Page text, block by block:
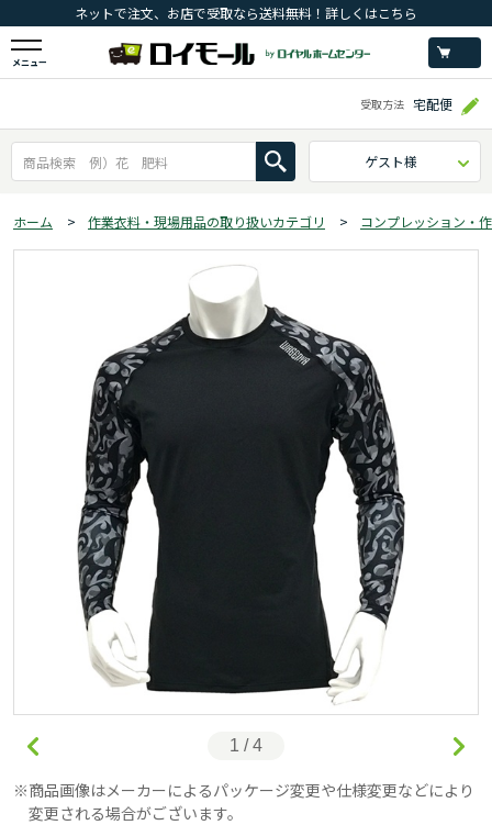
ネットで注文、お店で受取なら送料無料！詳しくはこちら
メニュー
受取方法 宅配便
ゲスト様
ホーム > 作業衣料・現場用品の取り扱いカテゴリ > コンプレッション・
1 / 4
商品画像はメーカーによるパッケージ変更や仕様変更などにより
変更される場合がございます。